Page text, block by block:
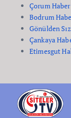
Çorum Haber
Bodrum
Gönülden
Çankaya
Etimesgut